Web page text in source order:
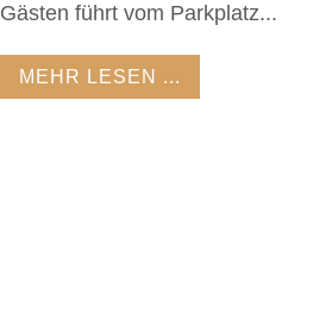
Gästen führt vom Parkplatz...
MEHR LESEN ...